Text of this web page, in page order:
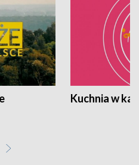
Kuchnia w